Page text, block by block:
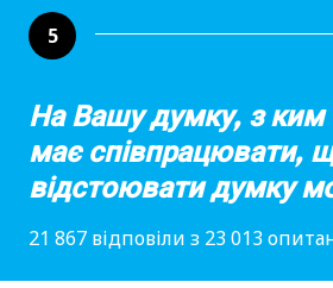
5
На Вашу думку, з
має співпрацювати,
відстоювати думку
21 867 відповіли з 23 013